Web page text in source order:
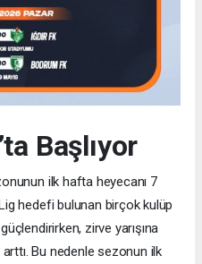
Başlıyor
ilk hafta heyecanı 7
hedefi bulunan birçok kulüp
zirve yarışına
Bu nedenle sezonun ilk